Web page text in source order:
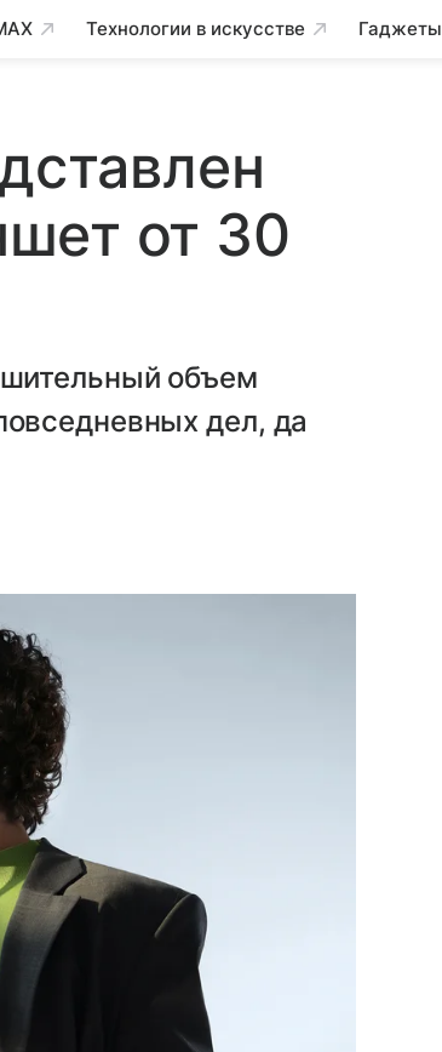
Технологии в искусстве Гаджеты
от 30
объем
дел, да